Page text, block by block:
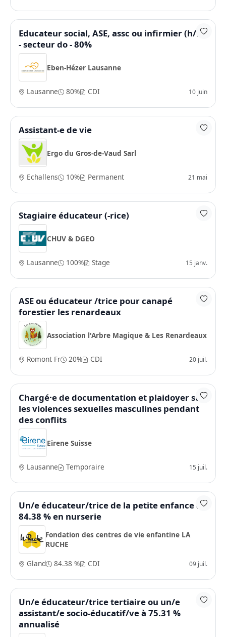
Educateur social, ASE, assc ou infirmier (h/f)
- secteur do - 80%
Eben-Hézer Lausanne
Lausanne 80% CDI 10 juin
Assistant-e de vie
Ergo du Gros-de-Vaud Sarl
Echallens 10% Permanent 21 mai
Stagiaire éducateur (-rice)
CHUV & DGEO
Lausanne 100% Stage 15 janv.
ASE ou éducateur /trice pour canapé
forestier les renardeaux
Association l'Arbre Magique & Les Renardeaux
Romont Fr 20% CDI 20 juil.
Chargé·e de documentation et plaidoyer sur
les violences sexuelles masculines pendant
des conflits
Eirene Suisse
Lausanne Temporaire 15 juil.
Un/e éducateur/trice de la petite enfance à
84.38 % en nurserie
Fondation des centres de vie enfantine LA
RUCHE
Gland
84.38 % CDI 09 juil.
Un/e éducateur/trice tertiaire ou un/e
assistant/e socio-éducatif/ve à 75.31 %
annualisé